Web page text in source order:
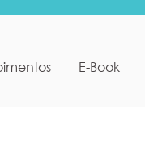
E-Book